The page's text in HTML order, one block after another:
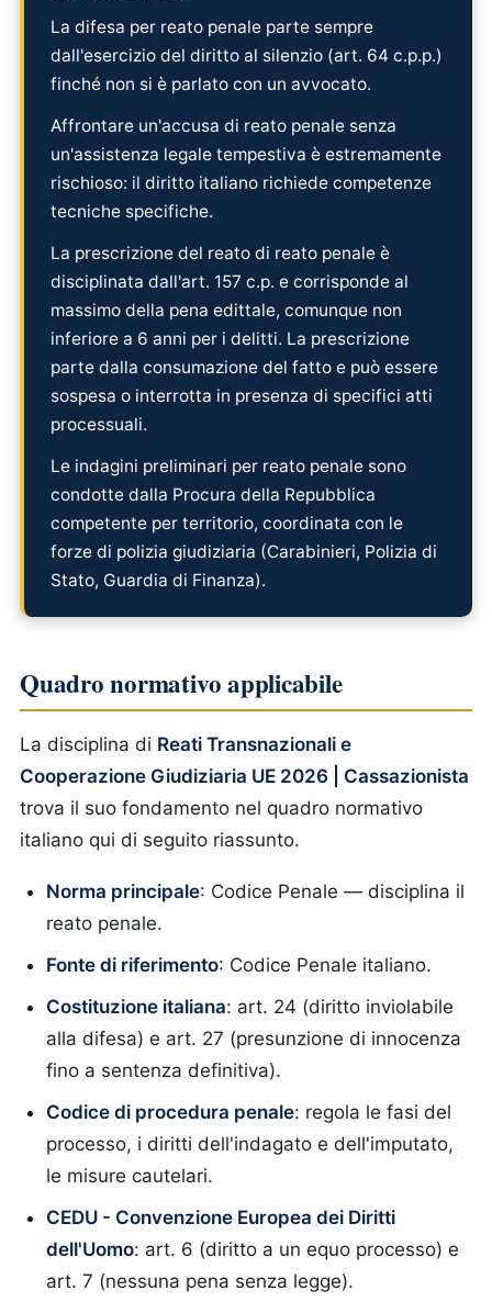
La difesa per reato penale parte sempre
dall'esercizio del diritto al silenzio (art. 64 c.p.p.)
finché non si è parlato con un avvocato.
Affrontare un'accusa di reato penale senza
un'assistenza legale tempestiva è estremamente
rischioso: il diritto italiano richiede competenze
tecniche specifiche.
La prescrizione del reato di reato penale è
disciplinata dall'art. 157 c.p. e corrisponde al
massimo della pena edittale, comunque non
inferiore a 6 anni per i delitti. La prescrizione
parte dalla consumazione del fatto e può essere
sospesa o interrotta in presenza di specifici atti
processuali.
Le indagini preliminari per reato penale sono
condotte dalla Procura della Repubblica
competente per territorio, coordinata con le
forze di polizia giudiziaria (Carabinieri, Polizia di
Stato, Guardia di Finanza).
Quadro normativo applicabile
La disciplina di Reati Transnazionali e
Cooperazione Giudiziaria UE 2026 | Cassazionista
trova il suo fondamento nel quadro normativo
italiano qui di seguito riassunto.
Norma principale: Codice Penale — disciplina il
reato penale.
Fonte di riferimento: Codice Penale italiano.
Costituzione italiana: art. 24 (diritto inviolabile
alla difesa) e art. 27 (presunzione di innocenza
fino a sentenza definitiva).
Codice di procedura penale: regola le fasi del
processo, i diritti dell'indagato e dell'imputato,
le misure cautelari.
CEDU - Convenzione Europea dei Diritti
dell'Uomo: art. 6 (diritto a un equo processo) e
art. 7 (nessuna pena senza legge).